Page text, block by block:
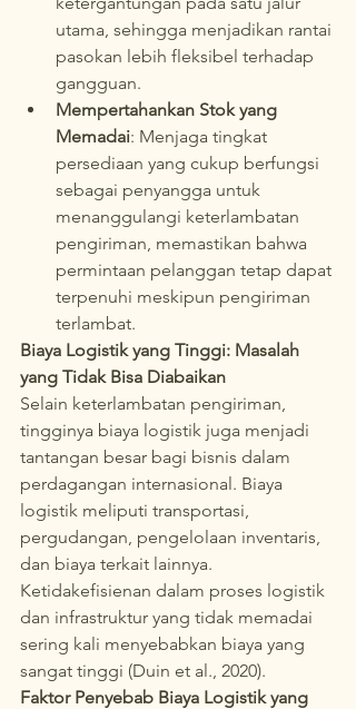
utama, sehingga menjadikan rantai
pasokan lebih fleksibel terhadap
gangguan.
Mempertahankan Stok yang
Memadai: Menjaga tingkat
persediaan yang cukup berfungsi
sebagai penyangga untuk
menanggulangi keterlambatan
pengiriman, memastikan bahwa
permintaan pelanggan tetap dapat
terpenuhi meskipun pengiriman
terlambat.
Biaya Logistik yang Tinggi: Masalah
yang Tidak Bisa Diabaikan
Selain keterlambatan pengiriman,
tingginya biaya logistik juga menjadi
tantangan besar bagi bisnis dalam
perdagangan internasional. Biaya
logistik meliputi transportasi,
pergudangan, pengelolaan inventaris,
dan biaya terkait lainnya.
Ketidakefisienan dalam proses logistik
dan infrastruktur yang tidak memadai
sering kali menyebabkan biaya yang
sangat tinggi (Duin et al., 2020).
Faktor Penyebab Biaya Logistik yang